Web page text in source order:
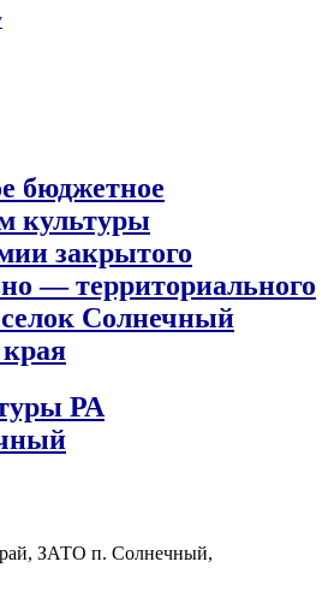
бюджетное
культуры
закрытого
— территориального
Солнечный
РА
ЗАТО п. Солнечный,